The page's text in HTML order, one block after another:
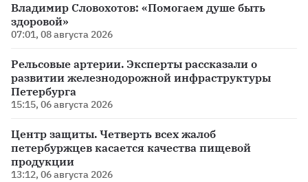
Владимир Словохотов: «Помогаем душе быть
здоровой»
07:01, 08 августа 2026
Рельсовые артерии. Эксперты рассказали о
развитии железнодорожной инфраструктуры
Петербурга
15:15, 06 августа 2026
Центр защиты. Четверть всех жалоб
петербуржцев касается качества пищевой
продукции
13:12, 06 августа 2026